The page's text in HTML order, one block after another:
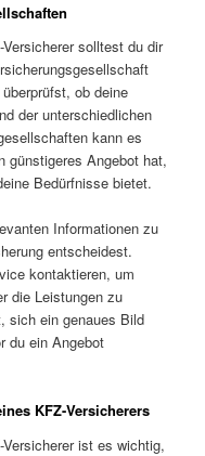
solltest du dir
ob deine
der unterschiedlichen
kann es
günstigeres Angebot hat,
Bedürfnisse bietet.
Informationen zu
entscheidest.
kontaktieren, um
die Leistungen zu
sich ein genaues Bild
du ein Angebot
KFZ-Versicherers
ist es wichtig,